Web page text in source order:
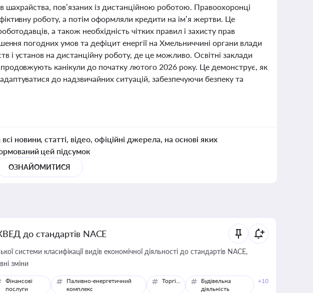
шахрайства, пов’язаних із дистанційною роботою. Правоохоронці
роботу, а потім оформляли кредити на ім’я жертви. Це
а також необхідність чітких правил і захисту прав
погодних умов та дефіцит енергії на Хмельниччині органи влади
і установ на дистанційну роботу, де це можливо. Освітні заклади
канікули до початку лютого 2026 року. Це демонструє, як
до надзвичайних ситуацій, забезпечуючи безпеку та
новини, статті, відео, офіційні джерела, на основі яких
цей підсумок
ОЗНАЙОМИТИСЯ
до стандартів NACE
системи класифікації видів економічної діяльності до стандартів NACE,
зміни
Фінансові
послуги
Паливно-енергетичний
комплекс
Торгівля
Будівельна
діяльність
+10